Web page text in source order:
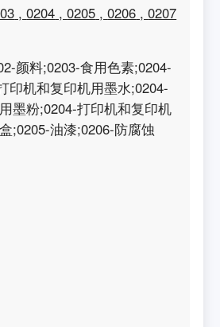
,0204 ,0205 ,0206 ,0207
颜料;0203-食用色素;0204-
印机和复印机用墨水;0204-
墨粉;0204-打印机和复印机
;0205-油漆;0206-防腐蚀